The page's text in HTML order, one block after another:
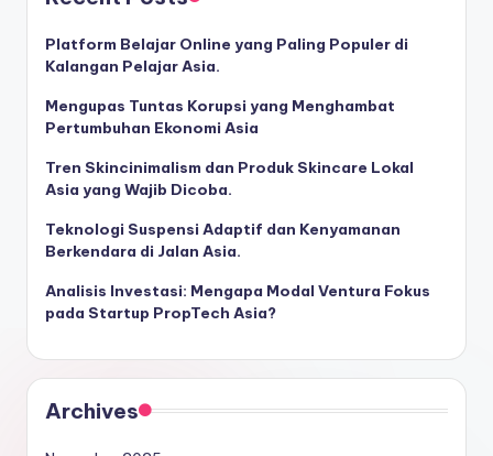
Platform Belajar Online yang Paling Populer di
Kalangan Pelajar Asia.
Mengupas Tuntas Korupsi yang Menghambat
Pertumbuhan Ekonomi Asia
Tren Skincinimalism dan Produk Skincare Lokal
Asia yang Wajib Dicoba.
Teknologi Suspensi Adaptif dan Kenyamanan
Berkendara di Jalan Asia.
Analisis Investasi: Mengapa Modal Ventura Fokus
pada Startup PropTech Asia?
Archives